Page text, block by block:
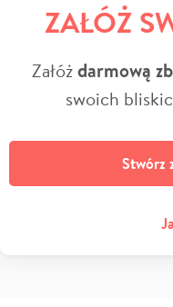
ZAŁÓŻ
Załóżdarmową
swoich
Stwórz